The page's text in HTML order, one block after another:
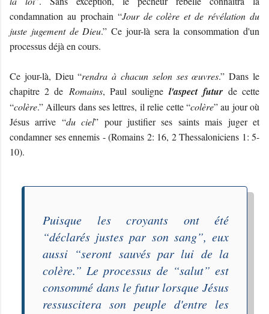
condamnation au prochain “Jour de colère et de révélation du
juste jugement de Dieu.” Ce jour-là sera la consommation d'un
processus déjà en cours.
Ce jour-là, Dieu “rendra à chacun selon ses œuvres.” Dans le
chapitre 2 de Romains, Paul soulignel'aspect futurde cette
“colère.” Ailleurs dans ses lettres, il relie cette “colère” au jour où
Jésus arrive “du ciel” pour justifier ses saints mais juger et
condamner ses ennemis - (Romains 2: 16, 2 Thessaloniciens 1: 5-
10).
Puisque les croyants ont été
“déclarés justes par son sang”, eux
aussi “seront sauvés par lui de la
colère.” Le processus de “salut” est
consommé dans le futur lorsque Jésus
ressuscitera son peuple d'entre les